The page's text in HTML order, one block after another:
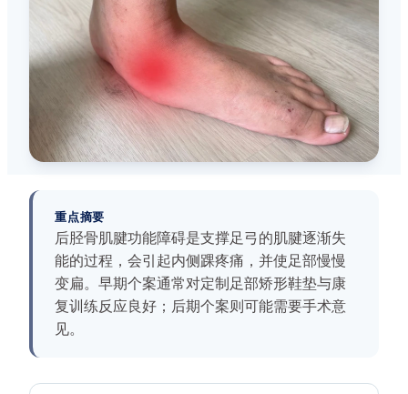
重点摘要
后胫骨肌腱功能障碍是支撑足弓的肌腱逐渐失
能的过程，会引起内侧踝疼痛，并使足部慢慢
变扁。早期个案通常对定制足部矫形鞋垫与康
复训练反应良好；后期个案则可能需要手术意
见。